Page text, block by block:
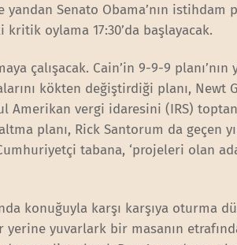
Senato Obama’nın istihdam
oylama 17:30’da başlayacak.
çalışacak. Cain’in 9-9-9 planı’nın
kökten değiştirdiği planı, Newt
Amerikan vergi idaresini (IRS) toptan
planı, Rick Santorum da geçen
tabana, ‘projeleri olan
konuğuyla karşı karşıya oturma
yuvarlark bir masanın